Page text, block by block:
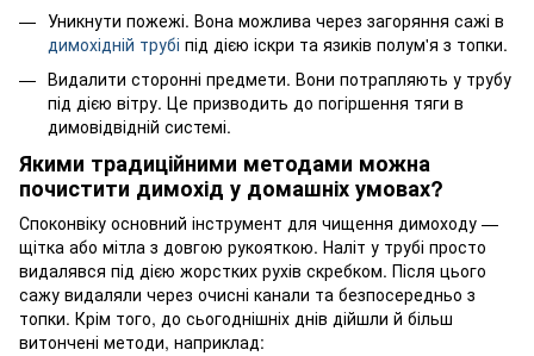
Уникнути пожежі. Вона можлива через загоряння сажі в
димохідній трубі під дією іскри та язиків полум'я з топки.
Видалити сторонні предмети. Вони потрапляють у трубу
під дією вітру. Це призводить до погіршення тяги в
димовідвідній системі.
Якими традиційними методами можна
почистити димохід у домашніх умовах?
Споконвіку основний інструмент для чищення димоходу —
щітка або мітла з довгою рукояткою. Наліт у трубі просто
видалявся під дією жорстких рухів скребком. Після цього
сажу видаляли через очисні канали та безпосередньо з
топки. Крім того, до сьогоднішніх днів дійшли й більш
витончені методи, наприклад: